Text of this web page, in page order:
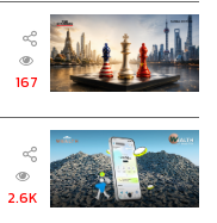
167
2.6K